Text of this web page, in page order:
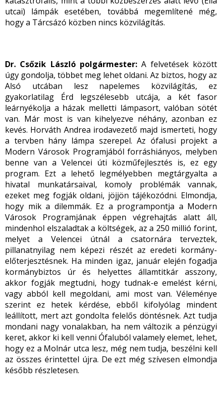
utcai) lámpák esetében, továbbá megemlítené még,
hogy a Tárcsázó közben nincs közvilágítás.
Dr. Csőzik László polgármester:A felvetések között
úgy gondolja, többet meg lehet oldani. Az biztos, hogy az
Alsó utcában lesz napelemes közvilágítás, ez
gyakorlatilag Érd legszélesebb utcája, a két fasor
leárnyékolja a házak melletti lámpasort, valóban sötét
van. Már most is van kihelyezve néhány, azonban ez
kevés. Horváth Andrea irodavezető majd ismerteti, hogy
a tervben hány lámpa szerepel. Az ófalusi projekt a
Modern Városok Programjából forráshiányos, melyben
benne van a Velencei úti közműfejlesztés is, ez egy
program. Ezt a lehető legmélyebben megtárgyalta a
hivatal munkatársaival, komoly problémák vannak,
ezeket meg fogják oldani, jöjjön tájékozódni. Elmondja,
hogy mik a dilemmák. Ez a programpontja a Modern
Városok Programjának éppen végrehajtás alatt áll,
mindenhol elszaladtak a költségek, az a 250 millió forint,
melyet a Velencei útnál a csatornára terveztek,
pillanatnyilag nem képezi részét az eredeti kormány-
előterjesztésnek. Ha minden igaz, január elején fogadja
kormánybiztos úr és helyettes államtitkár asszony,
akkor fogják megtudni, hogy tudnak-e emelést kérni,
vagy abból kell megoldani, ami most van. Véleménye
szerint ez hetek kérdése, ebből kifolyólag mindent
leállított, mert azt gondolta felelős döntésnek. Azt tudja
mondani nagy vonalakban, ha nem változik a pénzügyi
keret, akkor ki kell venni Ófaluból valamely elemet, lehet,
hogy ez a Molnár utca lesz, még nem tudja, beszélni kell
az összes érintettel újra. De ezt még szívesen elmondja
később részletesen.